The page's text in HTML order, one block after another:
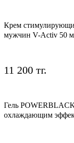
Крем
мужчин V-Аctiv 50
11 200 тг.
Гель
охлаждающим